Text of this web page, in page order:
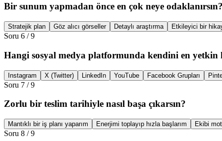
Bir sunum yapmadan önce en çok neye
Stratejik plan Göz alıcı görseller Detaylı araştırma Etkileyici bir
Soru 6 /9
Hangi sosyal medya platformunda kendini en yetkin
Instagram X (Twitter) LinkedIn YouTube Facebook Grupları
Soru 7 /9
Zorlu bir teslim tarihiyle nasıl başa çıkarsın?
Mantıklı bir iş planı yaparım Enerjimi toplayıp hızla başlarım Ekibi
Soru 8 /9